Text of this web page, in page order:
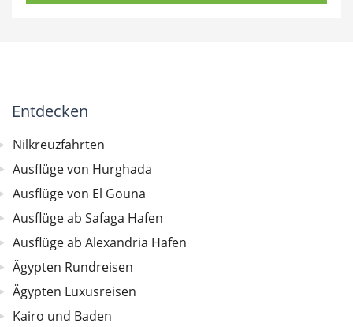
Entdecken
Nilkreuzfahrten
Ausflüge von Hurghada
Ausflüge von El Gouna
Ausflüge ab Safaga Hafen
Ausflüge ab Alexandria Hafen
Ägypten Rundreisen
Ägypten Luxusreisen
Kairo und Baden